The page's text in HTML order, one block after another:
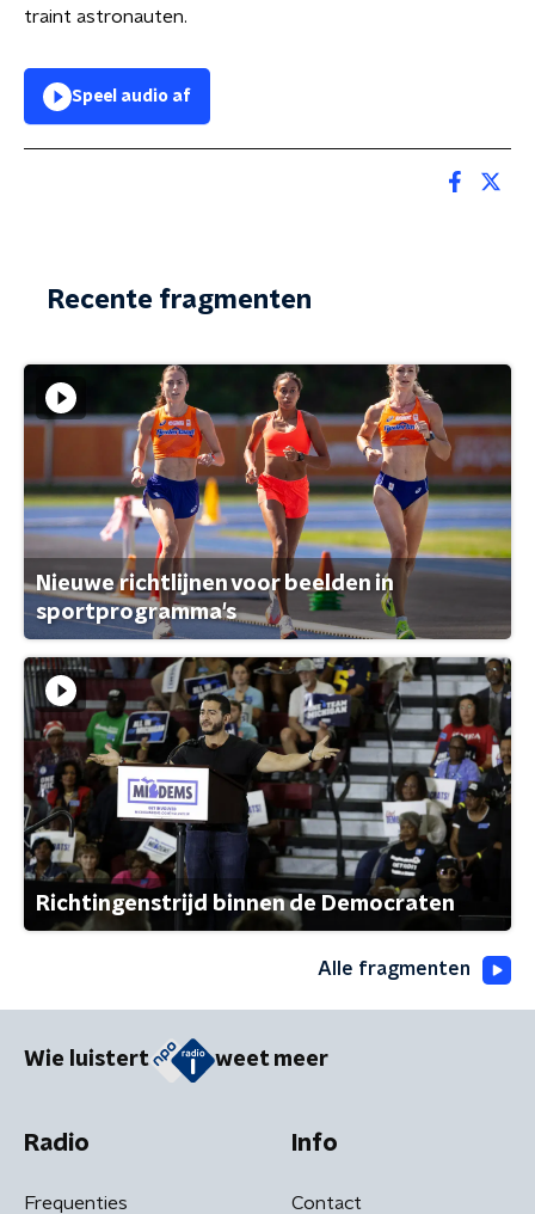
traint astronauten.
Speel audio af
Recente fragmenten
Nieuwe richtlijnen voor beelden in
sportprogramma's
Richtingenstrijd binnen de Democraten
Alle fragmenten
Wie luistert weet meer
Radio
Frequenties
Info
Contact